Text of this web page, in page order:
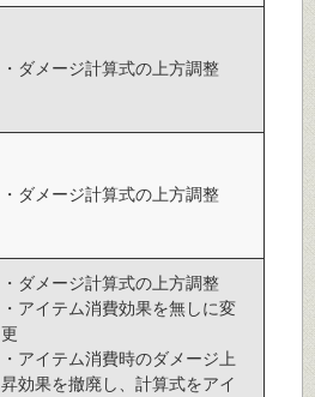
・ダメージ計算式の上方調整
・ダメージ計算式の上方調整
・ダメージ計算式の上方調整
・アイテム消費効果を無しに変
更
・アイテム消費時のダメージ上
昇効果を撤廃し、計算式をアイ